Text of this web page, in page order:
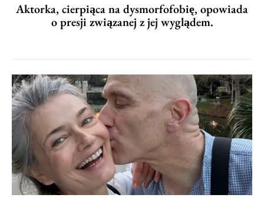
Aktorka, cierpiąca na dysmorfofobię, opowiada
o presji związanej z jej wyglądem.